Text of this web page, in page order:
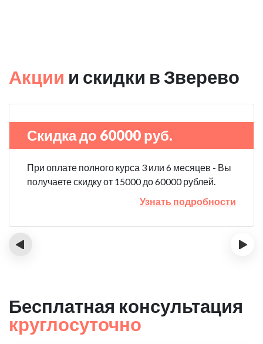
Акции и скидки в Зверево
Скидка до 60000 руб.
При оплате полного курса 3 или 6 месяцев - Вы
получаете скидку от 15000 до 60000 рублей.
Узнать подробности
‹ ›
Бесплатная консультация
круглосуточно